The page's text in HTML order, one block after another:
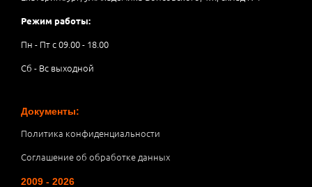
Режим работы:
Пн - Пт с 09.00 - 18.00
Сб - Вс выходной
Документы:
Политика конфиденциальности
Соглашение об обработке данных
2009 - 2026